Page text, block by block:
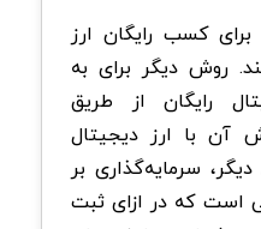
کسب رایگان ارز
روش دیگر برای به
رایگان از طریق
آن با ارز دیجیتال
سرمایه‌گذاری بر
است که در ازای ثبت